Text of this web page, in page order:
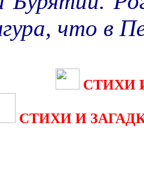
что в
СТИХИ
СТИХИ И